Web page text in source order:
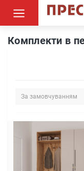
Передпокої
Комплекти в